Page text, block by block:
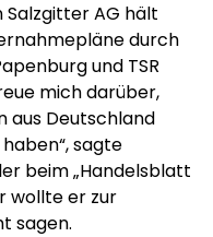
AG hält
durch
und TSR
mich darüber,
aus Deutschland
sagte
beim „Handelsblatt
wollte er zur
sagen.